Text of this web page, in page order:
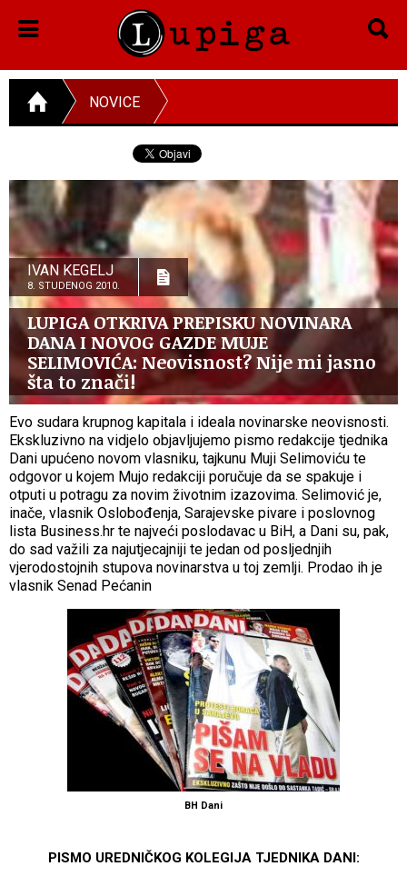
NOVICE
IVAN KEGELJ
8. STUDENOG 2010.
LUPIGA OTKRIVA PREPISKU NOVINARA
DANA I NOVOG GAZDE MUJE
SELIMOVIĆA: Neovisnost? Nije mi jasno
šta to znači!
Evo sudara krupnog kapitala i ideala novinarske neovisnosti.
Ekskluzivno na vidjelo objavljujemo pismo redakcije tjednika
Dani upućeno novom vlasniku, tajkunu Muji Selimoviću te
odgovor u kojem Mujo redakciji poručuje da se spakuje i
otputi u potragu za novim životnim izazovima. Selimović je,
inače, vlasnik Oslobođenja, Sarajevske pivare i poslovnog
lista Business.hr te najveći poslodavac u BiH, a Dani su, pak,
do sad važili za najutjecajniji te jedan od posljednjih
vjerodostojnih stupova novinarstva u toj zemlji. Prodao ih je
vlasnik Senad Pećanin
BH Dani
PISMO UREDNIČKOG KOLEGIJA TJEDNIKA DANI: